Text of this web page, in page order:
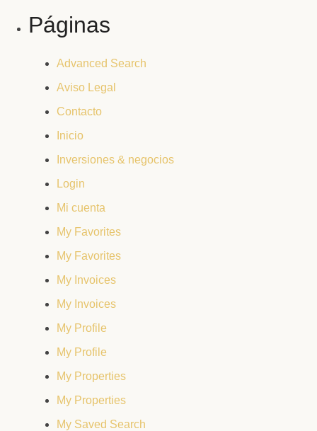
Páginas
Advanced Search
Aviso Legal
Contacto
Inicio
Inversiones & negocios
Login
Mi cuenta
My Favorites
My Favorites
My Invoices
My Invoices
My Profile
My Profile
My Properties
My Properties
My Saved Search